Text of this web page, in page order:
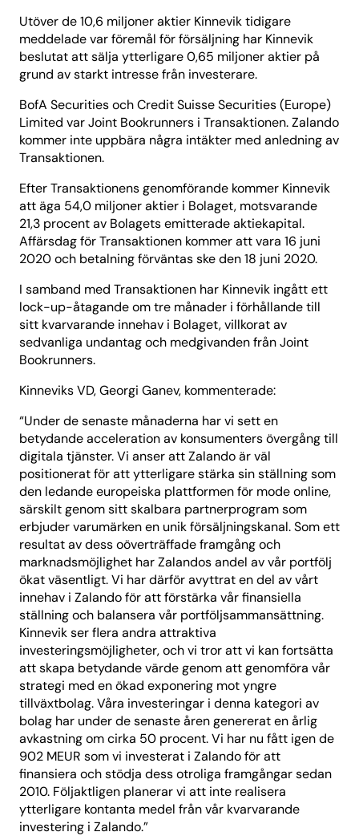
Utöver de 10,6 miljoner aktier Kinnevik tidigare
meddelade var föremål för försäljning har Kinnevik
beslutat att sälja ytterligare 0,65 miljoner aktier på
grund av starkt intresse från investerare.
BofA Securities och Credit Suisse Securities (Europe)
Limited var Joint Bookrunners i Transaktionen. Zalando
kommer inte uppbära några intäkter med anledning av
Transaktionen.
Efter Transaktionens genomförande kommer Kinnevik
att äga 54,0 miljoner aktier i Bolaget, motsvarande
21,3 procent av Bolagets emitterade aktiekapital.
Affärsdag för Transaktionen kommer att vara 16 juni
2020 och betalning förväntas ske den 18 juni 2020.
I samband med Transaktionen har Kinnevik ingått ett
lock-up-åtagande om tre månader i förhållande till
sitt kvarvarande innehav i Bolaget, villkorat av
sedvanliga undantag och medgivanden från Joint
Bookrunners.
Kinneviks VD, Georgi Ganev, kommenterade:
“Under de senaste månaderna har vi sett en
betydande acceleration av konsumenters övergång till
digitala tjänster. Vi anser att Zalando är väl
positionerat för att ytterligare stärka sin ställning som
den ledande europeiska plattformen för mode online,
särskilt genom sitt skalbara partnerprogram som
erbjuder varumärken en unik försäljningskanal. Som ett
resultat av dess oöverträffade framgång och
marknadsmöjlighet har Zalandos andel av vår portfölj
ökat väsentligt. Vi har därför avyttrat en del av vårt
innehav i Zalando för att förstärka vår finansiella
ställning och balansera vår portföljsammansättning.
Kinnevik ser flera andra attraktiva
investeringsmöjligheter, och vi tror att vi kan fortsätta
att skapa betydande värde genom att genomföra vår
strategi med en ökad exponering mot yngre
tillväxtbolag. Våra investeringar i denna kategori av
bolag har under de senaste åren genererat en årlig
avkastning om cirka 50 procent. Vi har nu fått igen de
902 MEUR som vi investerat i Zalando för att
finansiera och stödja dess otroliga framgångar sedan
2010. Följaktligen planerar vi att inte realisera
ytterligare kontanta medel från vår kvarvarande
investering i Zalando.”